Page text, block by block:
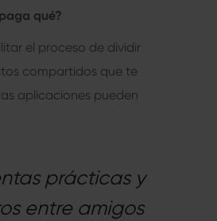
qué?
el proceso de dividir
compartidos que te
aplicaciones pueden
prácticas y
entre amigos